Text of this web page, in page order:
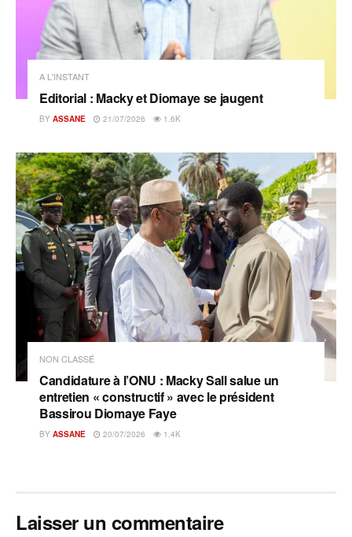
A L'INSTANT
Editorial : Macky et Diomaye se jaugent
BY ASSANE 21/07/2026 1.6K
NON CLASSÉ
Candidature à l’ONU : Macky Sall salue un
entretien « constructif » avec le président
Bassirou Diomaye Faye
BY ASSANE 20/07/2026 1.4K
Laisser un commentaire